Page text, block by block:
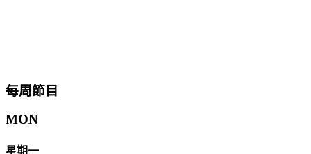
每周節目
MON
星期一